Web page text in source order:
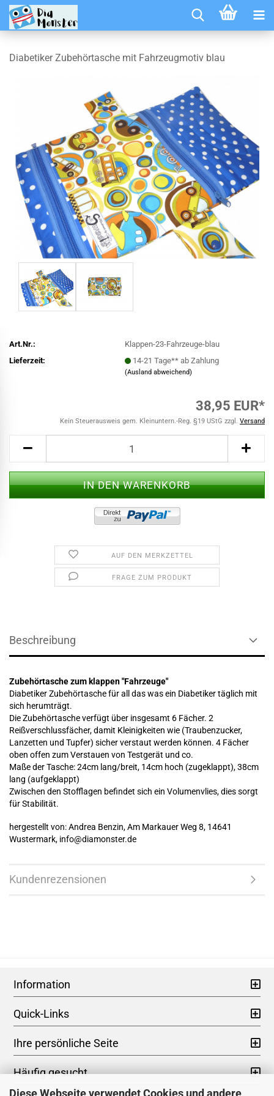
Diese Webseite verwendet Cookies und andere
Diabetiker Zubehörtasche mit Fahrzeugmotiv blau
Art.Nr.:
Klappen-23-Fahrzeuge-blau
Lieferzeit:
14-21 Tage** ab Zahlung
(Ausland abweichend)
38,95 EUR*
Kein Steuerausweis gem. Kleinuntern.-Reg. §19 UStG zzgl. Versand
AUF DEN MERKZETTEL
FRAGE ZUM PRODUKT
Beschreibung
Zubehörtasche zum klappen "Fahrzeuge"
Diabetiker Zubehörtasche für all das was ein Diabetiker täglich mit
sich herumträgt.
Die Zubehörtasche verfügt über insgesamt 6 Fächer. 2
Reißverschlussfächer, damit Kleinigkeiten wie (Traubenzucker,
Lanzetten und Tupfer) sicher verstaut werden können. 4 Fächer
oben offen zum Verstauen von Testgerät und co.
Maße der Tasche: 24cm lang/breit, 14cm hoch (zugeklappt), 38cm
lang (aufgeklappt)
Zwischen den Stofflagen befindet sich ein Volumenvlies, dies sorgt
für Stabilität.
hergestellt von: Andrea Benzin, Am Markauer Weg 8, 14641
Wustermark, info@diamonster.de
Kundenrezensionen
Information
Quick-Links
Ihre persönliche Seite
Häufig gesucht